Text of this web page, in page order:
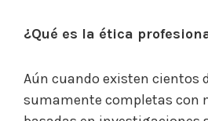
¿Qué es la ética
Aún cuando existen cientos
sumamente completas con